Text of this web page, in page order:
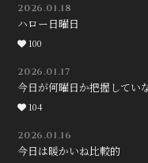
2026.01.18
ハロー日曜日
100
2026.01.17
今日が何曜日か把握してい
104
2026.01.16
今日は暖かいね比較的